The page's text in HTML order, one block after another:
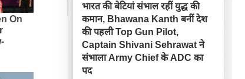
भारत की बेटियां संभाल रहीं युद्ध की
कमान, Bhawana Kanth बनीं देश
की पहली Top Gun Pilot,
Captain Shivani Sehrawat ने
संभाला Army Chief के ADC का
पद